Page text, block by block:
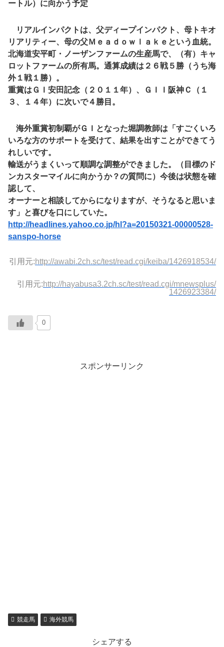
ートル）に向かう予定
リアルインパクトは、父ディープインパクト、母トキオ
リアリティー、母の父Ｍｅａｄｏｗｌａｋｅという血統。
北海道安平町・ノーザンファームの生産馬で、（有）キャ
ロットファームの所有馬。通算成績は２６戦５勝（うち海
外１戦１勝）。
重賞はＧＩ安田記念（２０１１年）、ＧＩＩ阪神Ｃ（１
３、１４年）に次いで４勝目。
海外重賞初制覇がＧＩとなった堀調教師は「すごくいろ
いろな方のサポートを受けて、結果を出すことができてう
れしいです。
輸送がうまくいって順調な調整ができました。（目標のド
ンカスターマイルに向かうか？の質問に）今後は状態を確
認して、
オーナーと相談してからになりますが、そうなると思いま
す」と喜びを口にしていた。
http://headlines.yahoo.co.jp/hl?a=20150321-00000528-
sanspo-horse
引用元:http://awabi.2ch.sc/test/read.cgi/keiba/1426918534/
引用元:http://hayabusa3.2ch.sc/test/read.cgi/mnewsplus/
1426923384/
0
スポンサーリンク
競走馬 海外競馬
シェアする